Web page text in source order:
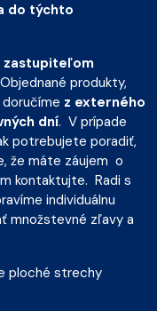
do týchto
zastupiteľom
Objednané produkty,
z externého
dní. V prípade
potrebujete poradiť,
že máte záujem o
kontaktujte. Radi s
individuálnu
množstevné zľavy a
ploché strechy